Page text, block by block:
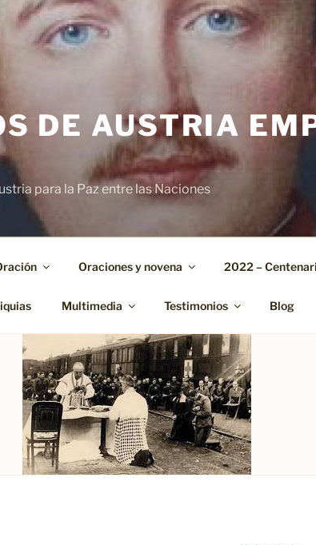
DE AUSTRIA
para la Paz entre las Naciones
Oraciones y novena 2022 –
Multimedia Testimonios Blog